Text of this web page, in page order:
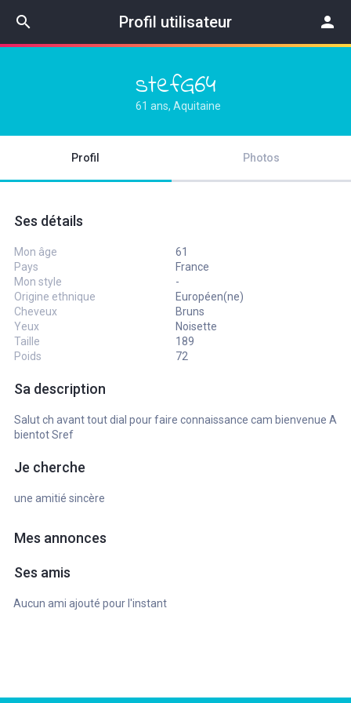
search Profil utilisateur person
stefG64
61 ans, Aquitaine
Profil Photos
Ses détails
Mon âge
61
Pays
France
Mon style
-
Origine ethnique
Européen(ne)
Cheveux
Bruns
Yeux
Noisette
Taille
189
Poids
72
Sa description
Salut ch avant tout dial pour faire connaissance cam bienvenue A
bientot Sref
Je cherche
une amitié sincère
Mes annonces
Ses amis
Aucun ami ajouté pour l'instant